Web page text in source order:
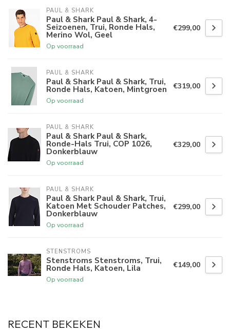
PAUL & SHARK
Paul & Shark Paul & Shark, 4-
Seizoenen, Trui, Ronde Hals,
Merino Wol, Geel
Op voorraad
€299,00
PAUL & SHARK
Paul & Shark Paul & Shark, Trui,
Ronde Hals, Katoen, Mintgroen
Op voorraad
€319,00
PAUL & SHARK
Paul & Shark Paul & Shark,
Ronde-Hals Trui, COP 1026,
Donkerblauw
Op voorraad
€329,00
PAUL & SHARK
Paul & Shark Paul & Shark, Trui,
Katoen Met Schouder Patches,
Donkerblauw
Op voorraad
€299,00
STENSTROMS
Stenstroms Stenstroms, Trui,
Ronde Hals, Katoen, Lila
Op voorraad
€149,00
RECENT BEKEKEN